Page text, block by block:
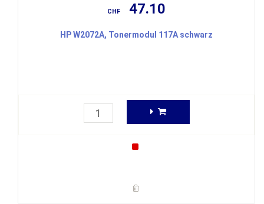
CHF 47.10
HP W2072A, Tonermodul 117A schwarz